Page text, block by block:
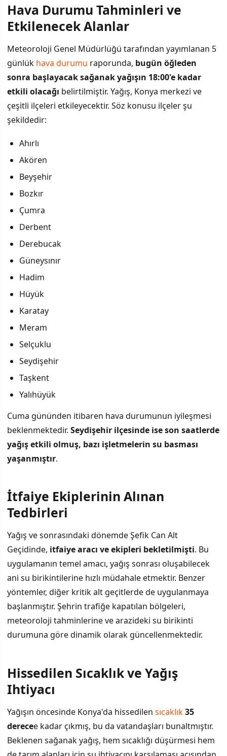
Hava Durumu Tahminleri ve
Etkilenecek Alanlar
Meteoroloji Genel Müdürlüğü tarafından yayımlanan 5
günlük hava durumu raporunda, bugün öğleden
sonra başlayacak sağanak yağışın 18:00'e kadar
etkili olacağı belirtilmiştir. Yağış, Konya merkezi ve
çeşitli ilçeleri etkileyecektir. Söz konusu ilçeler şu
şekildedir:
Ahırlı
Akören
Beyşehir
Bozkır
Çumra
Derbent
Derebucak
Güneysınır
Hadim
Hüyük
Karatay
Meram
Selçuklu
Seydişehir
Taşkent
Yalıhüyük
Cuma gününden itibaren hava durumunun iyileşmesi
beklenmektedir. Seydişehir ilçesinde ise son saatlerde
yağış etkili olmuş, bazı işletmelerin su basması
yaşanmıştır.
İtfaiye Ekiplerinin Alınan
Tedbirleri
Yağış ve sonrasındaki dönemde Şefik Can Alt
Geçidinde, itfaiye aracı ve ekipleri bekletilmişti. Bu
uygulamanın temel amacı, yağış sonrası oluşabilecek
ani su birikintilerine hızlı müdahale etmektir. Benzer
yöntemler, diğer kritik alt geçitlerde de uygulanmaya
başlanmıştır. Şehrin trafiğe kapatılan bölgeleri,
meteoroloji tahminlerine ve arazideki su birikinti
durumuna göre dinamik olarak güncellenmektedir.
Hissedilen Sıcaklık ve Yağış
Ihtiyacı
Yağışın öncesinde Konya'da hissedilen sıcaklık35
derecee kadar çıkmış, bu da vatandaşları bunaltmıştır.
Beklenen sağanak yağış, hem sıcaklığı düşürmesi hem